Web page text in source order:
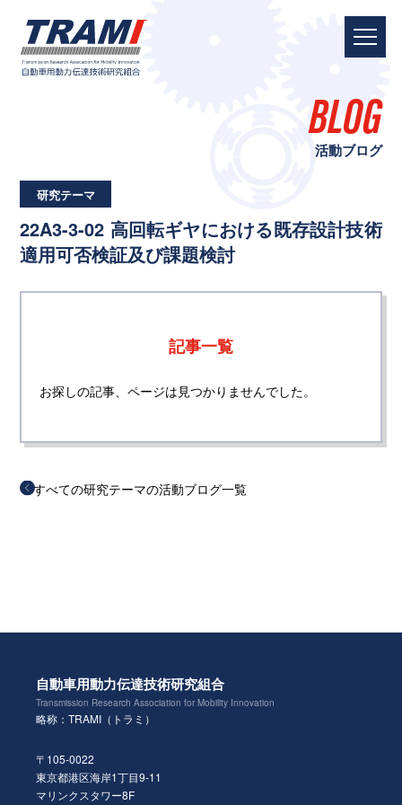
BLOG
活動ブログ
研究テーマ
22A3-3-02 高回転ギヤにおける既存設計技術
適用可否検証及び課題検討
記事一覧
お探しの記事、ページは見つかりませんでした。
すべての研究テーマの活動ブログ一覧
自動車用動力伝達技術研究組合
Transmission Research Association for Mobility Innovation
略称：TRAMI（トラミ）
〒105-0022
東京都港区海岸1丁目9-11
マリンクスタワー8F